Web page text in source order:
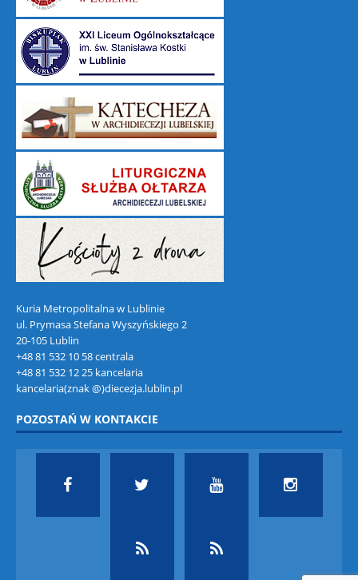
Kuria Metropolitalna w Lublinie
ul. Prymasa Stefana Wyszyńskiego 2
20-105 Lublin
+48 81 532 10 58 centrala
+48 81 532 12 25 kancelaria
kancelaria(znak @)diecezja.lublin.pl
POZOSTAŃ W KONTAKCIE